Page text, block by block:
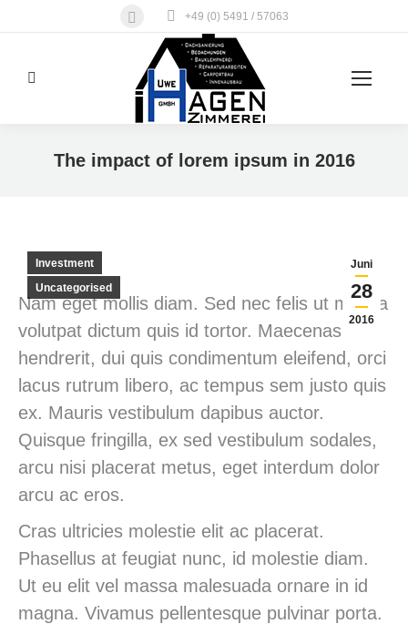
Facebook
page
opens
in
new
+49 (0) 5491 / 57063
Search:
The impact of lorem ipsum in 2016
Juni
28
2016
Investment
Uncategorised
Nam eget mollis diam. Sed nec felis ut massa
volutpat dictum quis id tortor. Maecenas
hendrerit, dui quis condimentum eleifend, orci
lacus rutrum libero, ac tempus sem justo quis
ex. Mauris vestibulum dapibus auctor.
Quisque fringilla, ex sed vestibulum sodales,
arcu nisi placerat metus, eget interdum dolor
arcu ac eros.
Cras ultricies molestie elit ac placerat.
Phasellus at feugiat nunc, id molestie diam.
Ut eu elit vel massa malesuada ornare in id
magna. Vivamus pellentesque pulvinar porta.